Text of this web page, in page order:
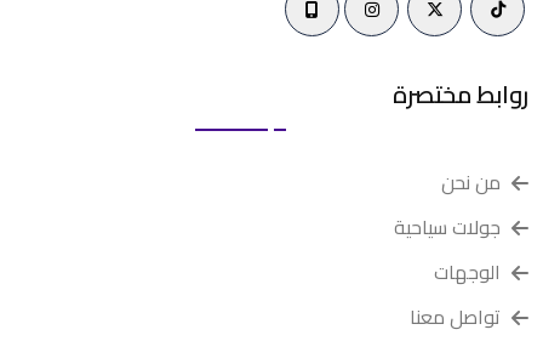
روابط مختصرة
من نحن
جولات سياحية
الوجهات
تواصل معنا